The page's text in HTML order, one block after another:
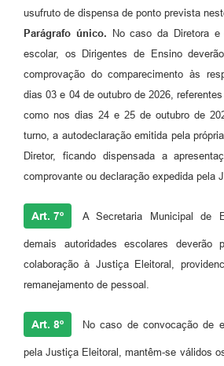
usufruto de dispensa de ponto prevista
Parágrafo único.
No caso da Diretora
escolar, os Dirigentes de Ensino
comprovação do comparecimento às
dias 03 e 04 de outubro de 2026,
como nos dias 24 e 25 de outubro de
turno, a autodeclaração emitida pela
Diretor, ficando dispensada a
comprovante ou declaração expedida pela
Art. 7º A Secretaria Municipal de
demais autoridades escolares deverão
colaboração à Justiça Eleitoral,
remanejamento de pessoal.
Art. 8º No caso de convocação de
pela Justiça Eleitoral, mantêm-se válidos